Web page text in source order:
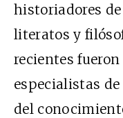
historiadores
literatos y
recientes
especialistas
del